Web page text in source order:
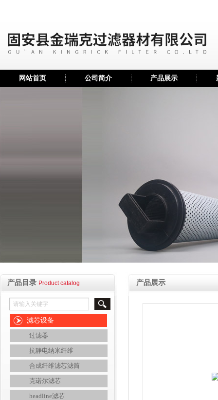
网站首页 公司简介 产品展示
产品目录 Product catalog
滤芯设备
过滤器
抗静电纳米纤维
合成纤维滤芯滤筒
克诺尔滤芯
headline滤芯
产品展示